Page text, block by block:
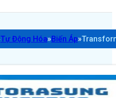
Tự Động Hóa Biến Áp